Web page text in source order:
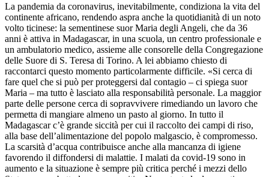
La pandemia da coronavirus, inevitabilmente, condiziona la vita del
continente africano, rendendo aspra anche la quotidianità di un noto
volto ticinese: la sementinese suor Maria degli Angeli, che da 36
anni è attiva in Madagascar, in una scuola, un centro professionale e
un ambulatorio medico, assieme alle consorelle della Congregazione
delle Suore di S. Teresa di Torino. A lei abbiamo chiesto di
raccontarci questo momento particolarmente difficile. «Si cerca di
fare quel che si può per proteggersi dal contagio – ci spiega suor
Maria – ma tutto è lasciato alla responsabilità personale. La maggior
parte delle persone cerca di sopravvivere rimediando un lavoro che
permetta di mangiare almeno un pasto al giorno. In tutto il
Madagascar c’è grande siccità per cui il raccolto dei campi di riso,
alla base dell’alimentazione del popolo malgascio, è compromesso.
La scarsità d’acqua contribuisce anche alla mancanza di igiene
favorendo il diffondersi di malattie. I malati da covid-19 sono in
aumento e la situazione è sempre più critica perché i mezzi dello